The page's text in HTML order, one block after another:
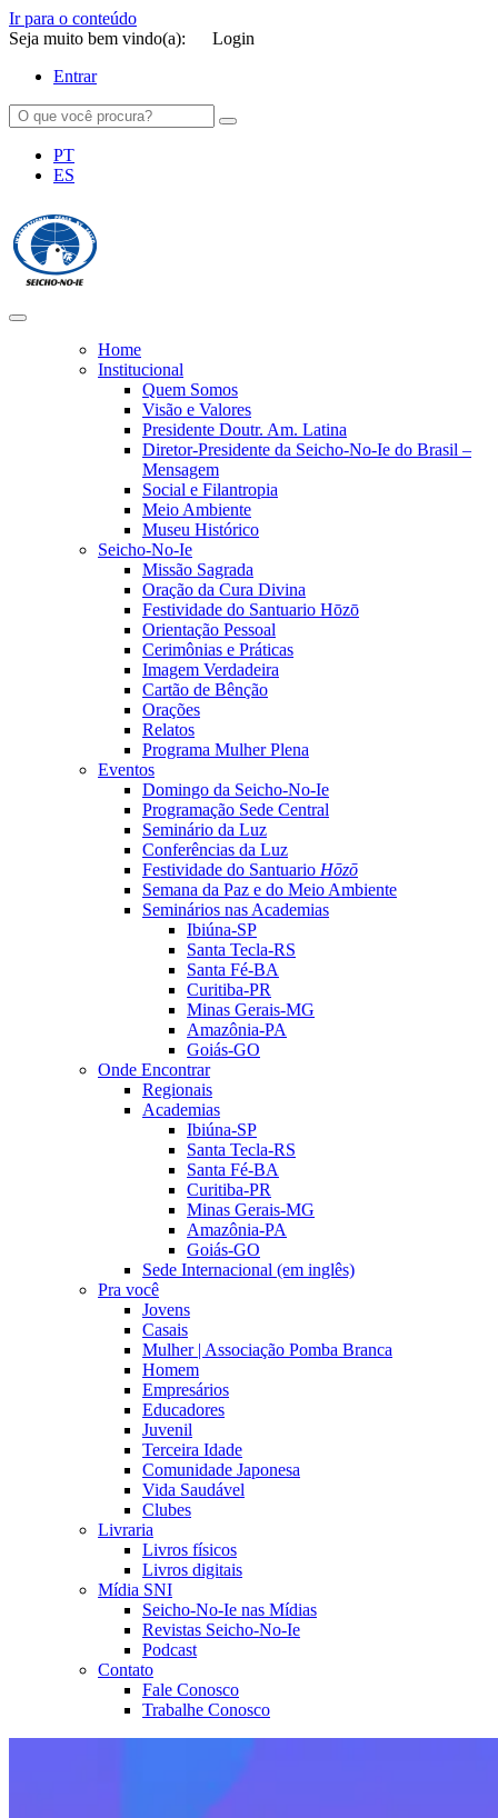
Ir para o conteúdo
Seja muito bem vindo(a):
Login
Entrar
PT
ES
Home
Institucional
Quem Somos
Visão e Valores
Presidente Doutr. Am. Latina
Diretor-Presidente da Seicho-No-Ie do Brasil –
Mensagem
Social e Filantropia
Meio Ambiente
Museu Histórico
Seicho-No-Ie
Missão Sagrada
Oração da Cura Divina
Festividade do Santuario Hōzō
Orientação Pessoal
Cerimônias e Práticas
Imagem Verdadeira
Cartão de Bênção
Orações
Relatos
Programa Mulher Plena
Eventos
Domingo da Seicho-No-Ie
Programação Sede Central
Seminário da Luz
Conferências da Luz
Festividade do Santuario Hōzō
Semana da Paz e do Meio Ambiente
Seminários nas Academias
Ibiúna-SP
Santa Tecla-RS
Santa Fé-BA
Curitiba-PR
Minas Gerais-MG
Amazônia-PA
Goiás-GO
Onde Encontrar
Regionais
Academias
Ibiúna-SP
Santa Tecla-RS
Santa Fé-BA
Curitiba-PR
Minas Gerais-MG
Amazônia-PA
Goiás-GO
Sede Internacional (em inglês)
Pra você
Jovens
Casais
Mulher | Associação Pomba Branca
Homem
Empresários
Educadores
Juvenil
Terceira Idade
Comunidade Japonesa
Vida Saudável
Clubes
Livraria
Livros físicos
Livros digitais
Mídia SNI
Seicho-No-Ie nas Mídias
Revistas Seicho-No-Ie
Podcast
Contato
Fale Conosco
Trabalhe Conosco